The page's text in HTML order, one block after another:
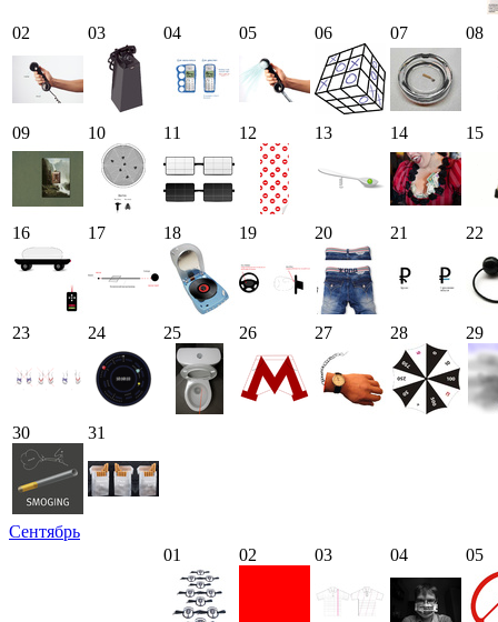
02 03 04 05 06 07 08
09 10 11 12 13 14 15
16 17 18 19 20 21 22
23 24 25 26 27 28 29
30 31
Сентябрь
01
02 03 04 05